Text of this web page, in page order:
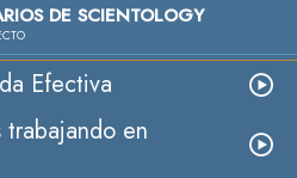
DE SCIENTOLOGY
Efectiva
trabajando en